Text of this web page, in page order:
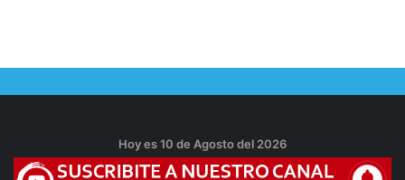
Hoy es 10 de Agosto del 2026